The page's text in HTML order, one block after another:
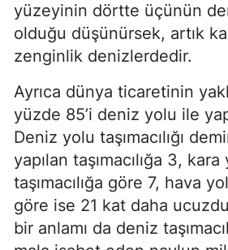
yüzeyinin dörtte üçünün
olduğu düşünürsek, artık
zenginlik denizlerdedir.
Ayrıca dünya ticaretinin
yüzde 85’i deniz yolu ile
Deniz yolu taşımacılığı
yapılan taşımacılığa 3,
taşımacılığa göre 7, hava
göre ise 21 kat daha
bir anlamı da deniz